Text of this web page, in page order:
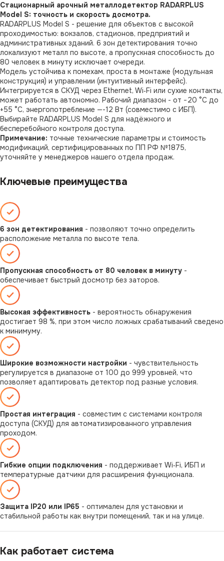
Стационарный арочный металлодетектор RADARPLUS
Model S: точность и скорость досмотра.
RADARPLUS Model S - решение для объектов с высокой
проходимостью: вокзалов, стадионов, предприятий и
административных зданий. 6 зон детектирования точно
локализуют металл по высоте, а пропускная способность до
80 человек в минуту исключает очереди.
Модель устойчива к помехам, проста в монтаже (модульная
конструкция) и управлении (интуитивный интерфейс).
Интегрируется в СКУД через Ethernet, Wi‑Fi или сухие контакты,
может работать автономно. Рабочий диапазон - от −20 °C до
+55 °C, энергопотребление —-12 Вт (совместимо с ИБП).
Выбирайте RADARPLUS Model S для надёжного и
бесперебойного контроля доступа.
Примечание: точные технические параметры и стоимость
модификаций, сертифицированных по ПП РФ №1875,
уточняйте у менеджеров нашего отдела продаж.
Ключевые преимущества
6 зон детектирования - позволяют точно определить
расположение металла по высоте тела.
Пропускная способность от 80 человек в минуту -
обеспечивает быстрый досмотр без заторов.
Высокая эффективность - вероятность обнаружения
достигает 98 %, при этом число ложных срабатываний сведено
к минимуму.
Широкие возможности настройки - чувствительность
регулируется в диапазоне от 100 до 999 уровней, что
позволяет адаптировать детектор под разные условия.
Простая интеграция - совместим с системами контроля
доступа (СКУД) для автоматизированного управления
проходом.
Гибкие опции подключения - поддерживает Wi‑Fi, ИБП и
температурные датчики для расширения функционала.
Защита IP20 или IP65 - оптимален для установки и
стабильной работы как внутри помещений, так и на улице.
Как работает система